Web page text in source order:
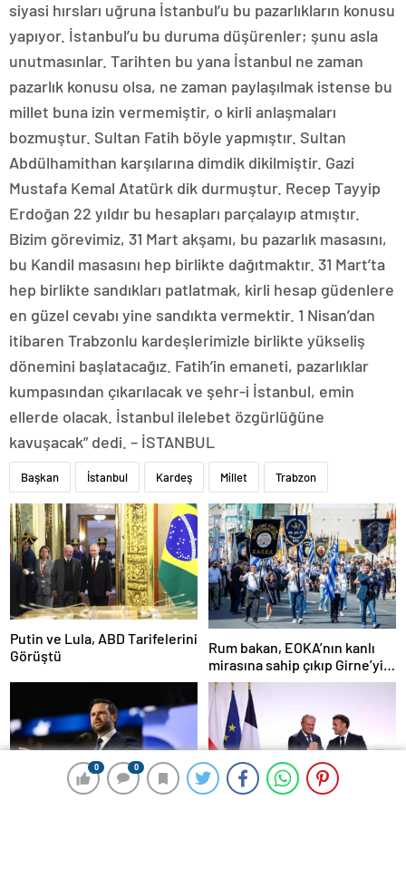
0 0
0 0
siyasi hırsları uğruna İstanbul’u bu pazarlıkların konusu
yapıyor. İstanbul’u bu duruma düşürenler; şunu asla
unutmasınlar. Tarihten bu yana İstanbul ne zaman
pazarlık konusu olsa, ne zaman paylaşılmak istense bu
millet buna izin vermemiştir, o kirli anlaşmaları
bozmuştur. Sultan Fatih böyle yapmıştır. Sultan
Abdülhamithan karşılarına dimdik dikilmiştir. Gazi
Mustafa Kemal Atatürk dik durmuştur. Recep Tayyip
Erdoğan 22 yıldır bu hesapları parçalayıp atmıştır.
Bizim görevimiz, 31 Mart akşamı, bu pazarlık masasını,
bu Kandil masasını hep birlikte dağıtmaktır. 31 Mart’ta
hep birlikte sandıkları patlatmak, kirli hesap güdenlere
en güzel cevabı yine sandıkta vermektir. 1 Nisan’dan
itibaren Trabzonlu kardeşlerimizle birlikte yükseliş
dönemini başlatacağız. Fatih’in emaneti, pazarlıklar
kumpasından çıkarılacak ve şehr-i İstanbul, emin
ellerde olacak. İstanbul ilelebet özgürlüğüne
kavuşacak” dedi. – İSTANBUL
Başkan İstanbul Kardeş Millet Trabzon
Putin ve Lula, ABD Tarifelerini
Görüştü
Rum bakan, EOKA’nın kanlı
mirasına sahip çıkıp Girne’yi
hedef gösterdi